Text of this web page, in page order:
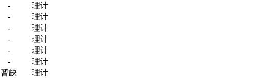
-
理计
-
理计
-
理计
-
理计
-
理计
-
理计
暂缺
理计